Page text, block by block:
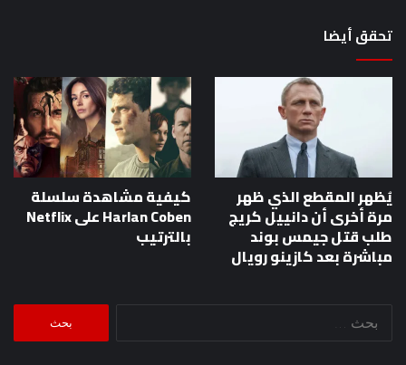
تحقق أيضا
يُظهر المقطع الذي ظهر
مرة أخرى أن دانييل كريج
طلب قتل جيمس بوند
مباشرة بعد كازينو رويال
كيفية مشاهدة سلسلة
Harlan Coben على Netflix
بالترتيب